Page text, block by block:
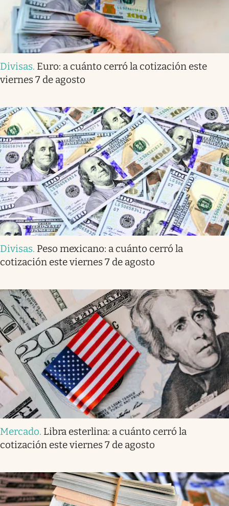
Divisas. Euro: a cuánto cerró la cotización este
viernes 7 de agosto
Divisas. Peso mexicano: a cuánto cerró la
cotización este viernes 7 de agosto
Mercado. Libra esterlina: a cuánto cerró la
cotización este viernes 7 de agosto